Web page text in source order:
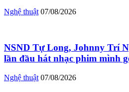
Nghệ thuật 07/08/2026
NSND Tự Long, Johnny Trí
lần đầu hát nhạc phim mình
Nghệ thuật 07/08/2026